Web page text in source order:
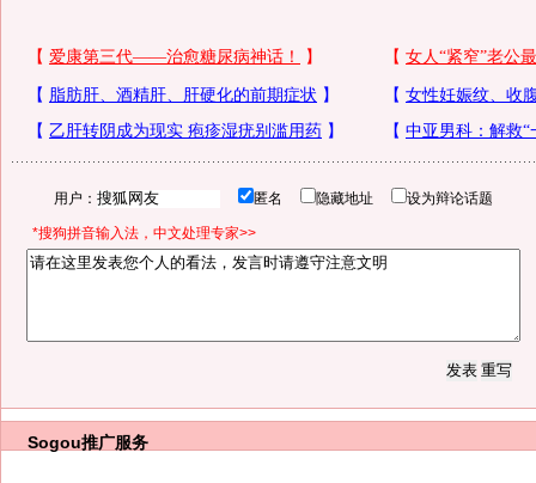
用户： 匿名 隐藏地址 设为辩论话题
*搜狗拼音输入法，中文处理专家>>
Sogou推广服务